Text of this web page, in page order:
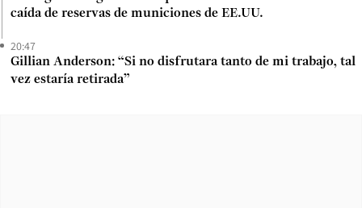
caída de reservas de municiones de EE.UU.
20:47
Gillian Anderson: “Si no disfrutara tanto de mi trabajo, tal
vez estaría retirada”